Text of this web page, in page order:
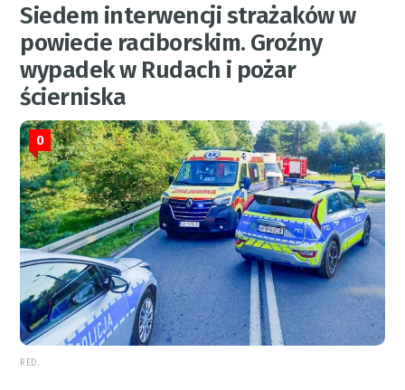
Siedem interwencji strażaków w
powiecie raciborskim. Groźny
wypadek w Rudach i pożar
ścierniska
0
RED.